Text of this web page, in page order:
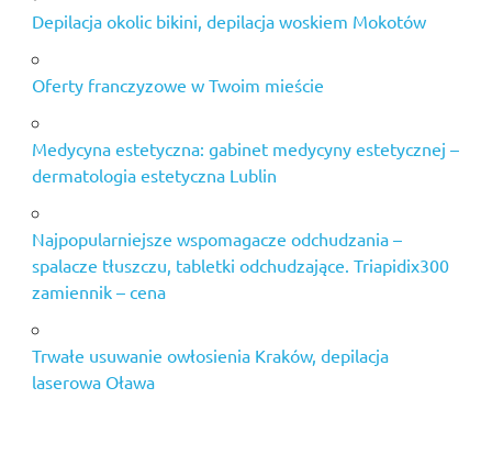
Depilacja okolic bikini, depilacja woskiem Mokotów
Oferty franczyzowe w Twoim mieście
Medycyna estetyczna: gabinet medycyny estetycznej –
dermatologia estetyczna Lublin
Najpopularniejsze wspomagacze odchudzania –
spalacze tłuszczu, tabletki odchudzające. Triapidix300
zamiennik – cena
Trwałe usuwanie owłosienia Kraków, depilacja
laserowa Oława